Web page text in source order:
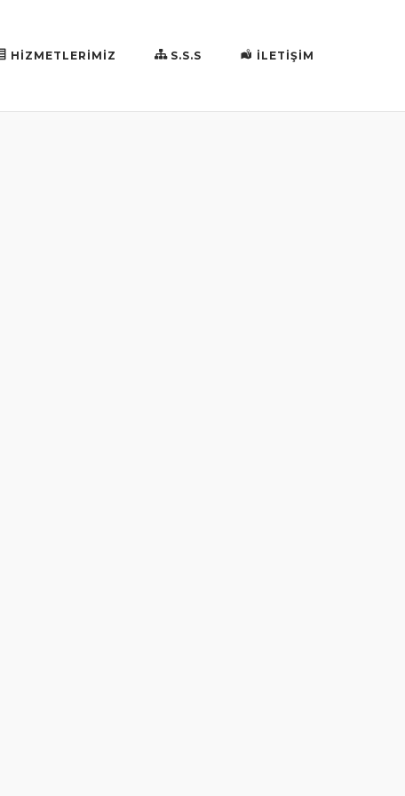
HİZMETLERİMİZ S.S.S İLETIŞIM